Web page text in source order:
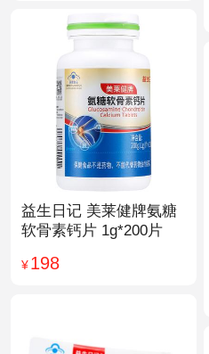
益生日记 美莱健牌氨糖
软骨素钙片 1g*200片
¥198